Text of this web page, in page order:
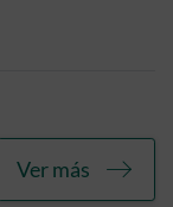
Ver más